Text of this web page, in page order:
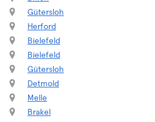
Gütersloh
Herford
Bielefeld
Bielefeld
Gütersloh
Detmold
Melle
Brakel